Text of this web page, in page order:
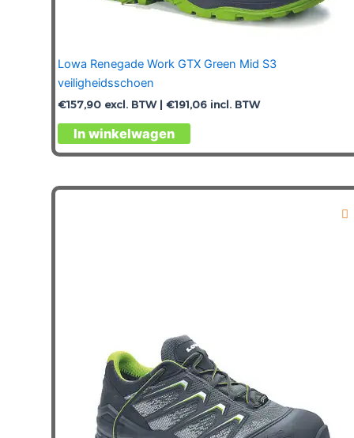
Lowa Renegade Work GTX Green Mid S3
veiligheidsschoen
€157,90 excl. BTW | €191,06 incl. BTW
In winkelwagen
Dit
product
meerdere
de
productpagina